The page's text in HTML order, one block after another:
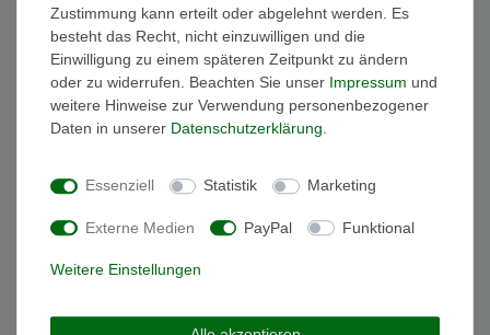
Sicher und Bequem bezahlen
Schneller und sicherer Versand
Zustimmung kann erteilt oder abgelehnt werden. Es
besteht das Recht, nicht einzuwilligen und die
Einwilligung zu einem späteren Zeitpunkt zu ändern
oder zu widerrufen. Beachten Sie unser Impressum und
weitere Hinweise zur Verwendung personenbezogener
Daten in unserer Daten­schutz­erklärung
Essenziell Statistik Marketing
Externe Medien PayPal Funktional
Weitere Einstellungen